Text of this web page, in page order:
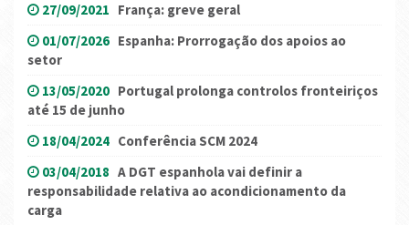
27/09/2021 França: greve geral
01/07/2026 Espanha: Prorrogação dos apoios ao
setor
13/05/2020 Portugal prolonga controlos fronteiriços
até 15 de junho
18/04/2024 Conferência SCM 2024
03/04/2018 A DGT espanhola vai definir a
responsabilidade relativa ao acondicionamento da
carga